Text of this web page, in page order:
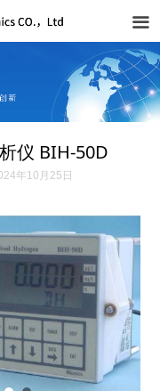
끀
仪 BIH-50D
年10月25日